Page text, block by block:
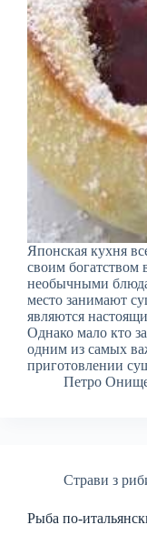
Японская кухня
своим богатством
необычными
место занимают
являются
Однако мало кто
одним из самых
приготовлении
Петро
Страви з
Рыба по-